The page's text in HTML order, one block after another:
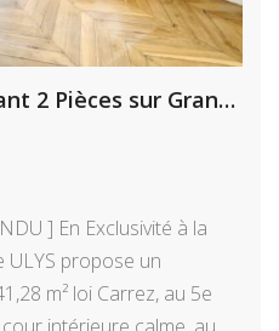
Palais Royal – Charmant 2 Pièces sur Grande Cour
] En Exclusivité à la
ULYS propose un
m² loi Carrez, au 5e